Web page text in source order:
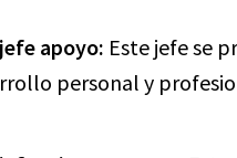
apoyo: Este jefe se
personal y